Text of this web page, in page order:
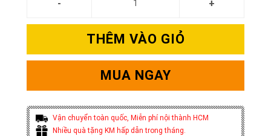
THÊM VÀO GIỎ
MUA NGAY
Vận chuyển toàn quốc, Miễn phí nội thành HCM
Nhiều quà tặng KM hấp dẫn trong tháng.